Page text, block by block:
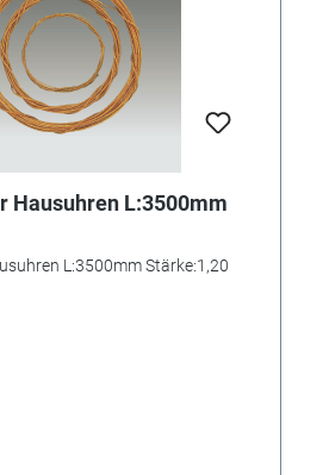
Hausuhren L:3500mm
L:3500mm Stärke:1,20